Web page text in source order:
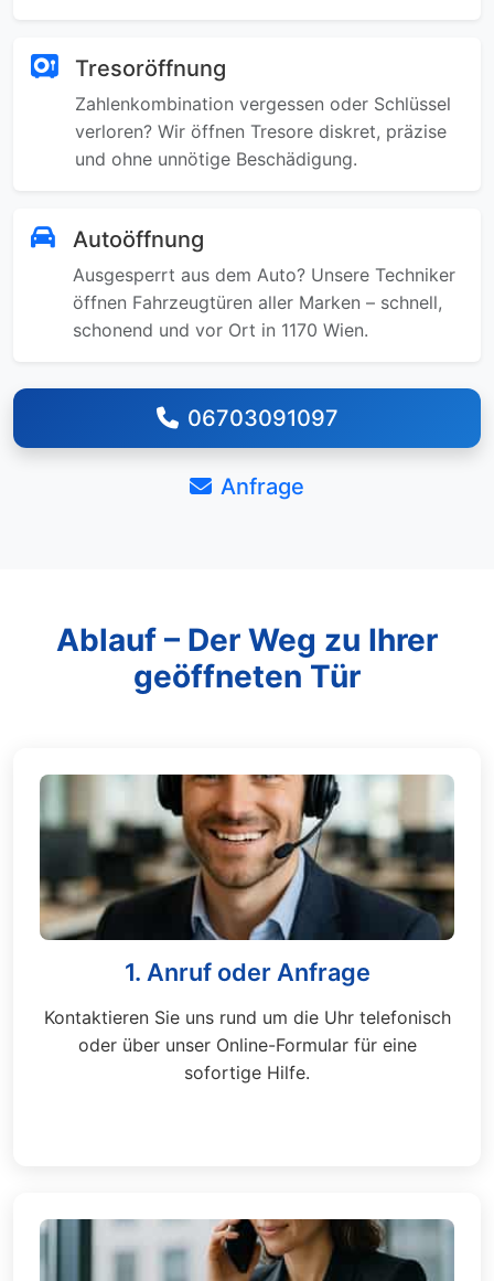
Tresoröffnung
Zahlenkombination vergessen oder Schlüssel
verloren? Wir öffnen Tresore diskret, präzise
und ohne unnötige Beschädigung.
Autoöffnung
Ausgesperrt aus dem Auto? Unsere Techniker
öffnen Fahrzeugtüren aller Marken – schnell,
schonend und vor Ort in 1170 Wien.
06703091097
Anfrage
Ablauf – Der Weg zu Ihrer
geöffneten Tür
1. Anruf oder Anfrage
Kontaktieren Sie uns rund um die Uhr telefonisch
oder über unser Online-Formular für eine
sofortige Hilfe.